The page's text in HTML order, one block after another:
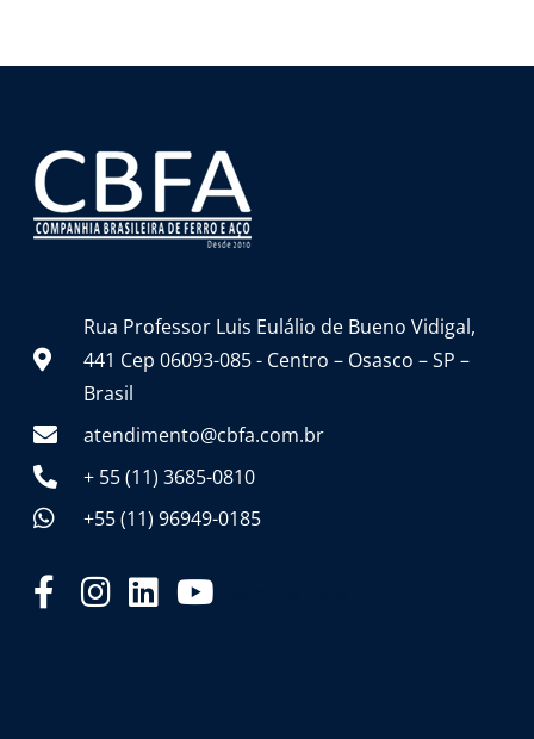
Rua Professor Luis Eulálio de Bueno Vidigal,
441 Cep 06093-085 - Centro – Osasco – SP –
Brasil
atendimento@cbfa.com.br
+ 55 (11) 3685-0810
+55 (11) 96949-0185